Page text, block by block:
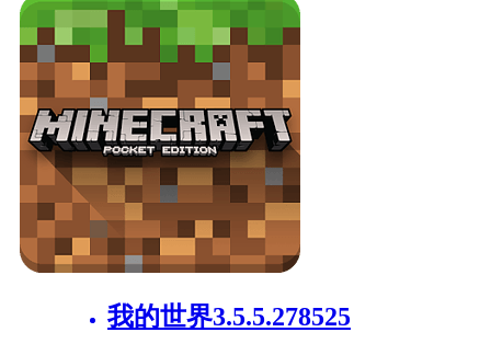
我的世界3.5.5.278525